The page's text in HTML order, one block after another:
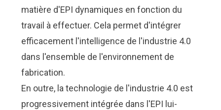
matière d'EPI dynamiques en fonction du
travail à effectuer. Cela permet d'intégrer
efficacement l'intelligence de l'industrie 4.0
dans l'ensemble de l'environnement de
fabrication.
En outre, la technologie de l'industrie 4.0 est
progressivement intégrée dans l'EPI lui-